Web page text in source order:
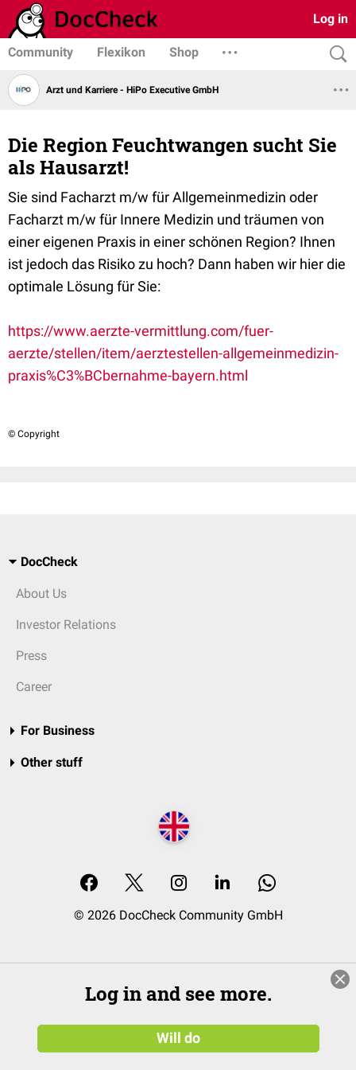
Log in
Community Flexikon Shop
Arzt und Karriere - HiPo Executive GmbH
Die Region Feuchtwangen sucht Sie
als Hausarzt!
Sie sind Facharzt m/w für Allgemeinmedizin oder
Facharzt m/w für Innere Medizin und träumen von
einer eigenen Praxis in einer schönen Region? Ihnen
ist jedoch das Risiko zu hoch? Dann haben wir hier die
optimale Lösung für Sie:
https://www.aerzte-vermittlung.com/fuer-
aerzte/stellen/item/aerztestellen-allgemeinmedizin-
praxis%C3%BCbernahme-bayern.html
© Copyright
DocCheck
About Us
Investor Relations
Press
Career
For Business
Other stuff
© 2026 DocCheck Community GmbH
Log in and see more.
Will do